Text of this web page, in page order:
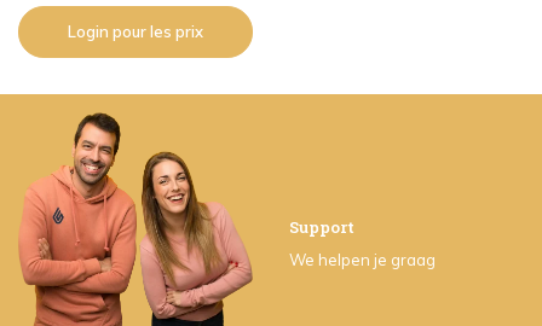
Login pour les prix
Support
We helpen je graag